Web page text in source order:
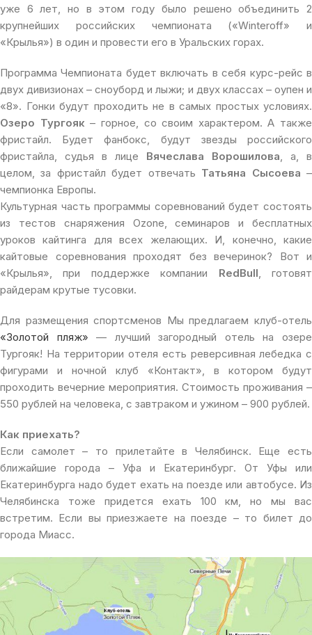
уже 6 лет, но в этом году было решено объединить 2
крупнейших российских чемпионата («Winteroff» и
«Крылья») в один и провести его в Уральских горах.
Программа Чемпионата будет включать в себя курс-рейс в
двух дивизионах – сноуборд и лыжи; и двух классах – оупен и
«8». Гонки будут проходить не в самых простых условиях.
Озеро Тургояк – горное, со своим характером. А также
фристайл. Будет фанбокс, будут звезды российского
фристайла, судья в лице Вячеслава Ворошилова, а, в
целом, за фристайл будет отвечать Татьяна Сысоева –
чемпионка Европы.
Культурная часть программы соревнований будет состоять
из тестов снаряжения Ozone, семинаров и бесплатных
уроков кайтинга для всех желающих. И, конечно, какие
кайтовые соревнования проходят без вечеринок? Вот и
«Крылья», при поддержке компании RedBull, готовят
райдерам крутые тусовки.
Для размещения спортсменов Мы предлагаем клуб-отель
«Золотой пляж» — лучший загородный отель на озере
Тургояк! На территории отеля есть реверсивная лебедка с
фигурами и ночной клуб «Контакт», в котором будут
проходить вечерние мероприятия. Стоимость проживания –
550 рублей на человека, с завтраком и ужином – 900 рублей.
Как приехать?
Если самолет – то прилетайте в Челябинск. Еще есть
ближайшие города – Уфа и Екатеринбург. От Уфы или
Екатеринбурга надо будет ехать на поезде или автобусе. Из
Челябинска тоже придется ехать 100 км, но мы вас
встретим. Если вы приезжаете на поезде – то билет до
города Миасс.